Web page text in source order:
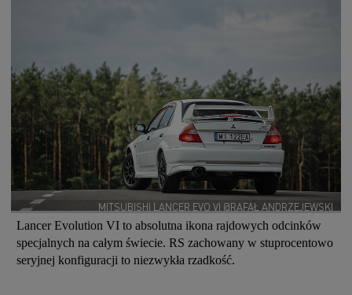
MITSUBISHI LANCER EVO VI @RAFAŁ ANDRZEJEWSKI
Lancer Evolution VI to absolutna ikona rajdowych odcinków
specjalnych na całym świecie. RS zachowany w stuprocentowo
seryjnej konfiguracji to niezwykła rzadkość.